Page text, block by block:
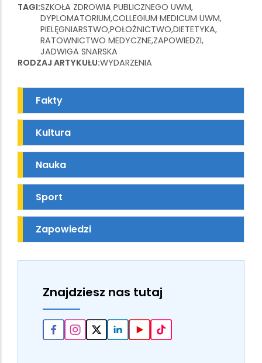
TAGI SZKOŁA ZDROWIA PUBLICZNEGO UWM
DYPLOMATORIUM COLLEGIUM MEDICUM UWM
PIELĘGNIARSTWO POŁOŻNICTWO DIETETYKA
RATOWNICTWO MEDYCZNE ZAPOWIEDZI
JADWIGA SNARSKA
RODZAJ ARTYKUŁU WYDARZENIA
Fakty
Kultura
Nauka
Sport
Zapowiedzi
Znajdziesz nas tutaj